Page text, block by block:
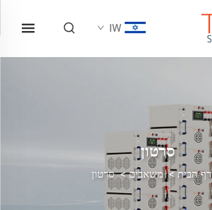
IW
סרטון
דף הבית>משאבים>סרטון